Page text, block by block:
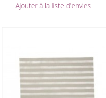
Ajouter à la liste d'envies